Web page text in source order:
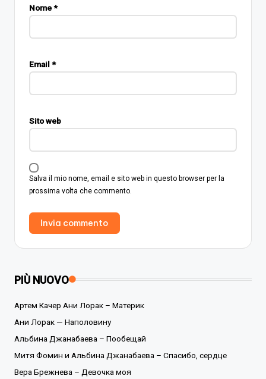
Nome*
Email *
Sito web
Salva il mio nome, email e sito web in questo browser per la
prossima volta che commento.
PIÙ NUOVO
Артем Качер Ани Лорак – Материк
Ани Лорак — Наполовину
Альбина Джанабаева – Пообещай
Митя Фомин и Альбина Джанабаева – Спасибо, сердце
Вера Брежнева – Девочка моя